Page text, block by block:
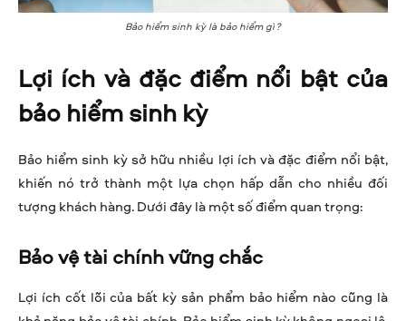
Bảo hiểm sinh kỳ là bảo hiểm gì?
Lợi ích và đặc điểm nổi bật của
bảo hiểm sinh kỳ
Bảo hiểm sinh kỳ sở hữu nhiều lợi ích và đặc điểm nổi bật,
khiến nó trở thành một lựa chọn hấp dẫn cho nhiều đối
tượng khách hàng. Dưới đây là một số điểm quan trọng:
Bảo vệ tài chính vững chắc
Lợi ích cốt lõi của bất kỳ sản phẩm bảo hiểm nào cũng là